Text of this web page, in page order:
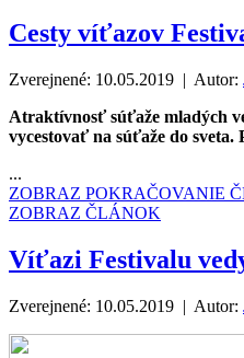
Cesty víťazov
Zverejnené: 10.05.2019 | Autor:
Atraktívnosť súťaže mladých
vycestovať na súťaže do
...
ZOBRAZ POKRAČOVANIE
ZOBRAZ ČLÁNOK
Víťazi Festivalu
Zverejnené: 10.05.2019 | Autor: